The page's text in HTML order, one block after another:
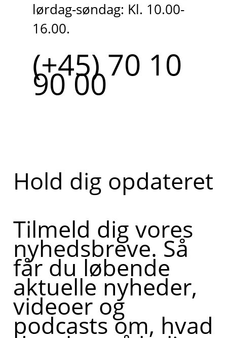
lørdag-søndag: Kl. 10.00-
16.00.
(+45) 70 10
90 00
Hold dig opdateret
Tilmeld dig vores
nyhedsbreve. Så
får du løbende
aktuelle nyheder,
videoer og
podcasts om, hvad